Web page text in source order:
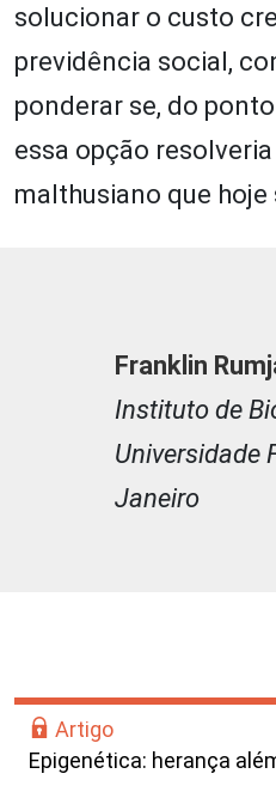
solucionar o custo
previdência social,
ponderar se, do
essa opção
malthusiano que hoje
Franklin
Instituto de
Universidade
Janeiro
Artigo
Epigenética: herança